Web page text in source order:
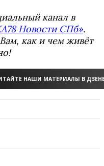
канал в
Новости СПб».
как и чем живёт
НАШИ МАТЕРИАЛЫ В